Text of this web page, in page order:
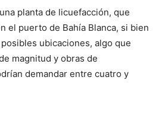
planta de licuefacción, que
el puerto de Bahía Blanca, si bien
ubicaciones, algo que
magnitud y obras de
demandar entre cuatro y